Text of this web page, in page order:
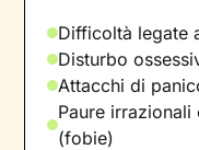
Difficoltà legate
Disturbo
Attacchi di
Paure irrazionali
(fobie)